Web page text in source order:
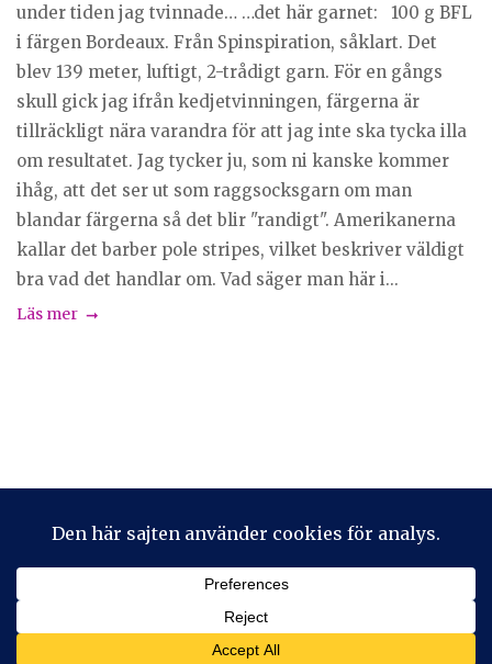
under tiden jag tvinnade… …det här garnet: 100 g BFL
i färgen Bordeaux. Från Spinspiration, såklart. Det
blev 139 meter, luftigt, 2-trådigt garn. För en gångs
skull gick jag ifrån kedjetvinningen, färgerna är
tillräckligt nära varandra för att jag inte ska tycka illa
om resultatet. Jag tycker ju, som ni kanske kommer
ihåg, att det ser ut som raggsocksgarn om man
blandar färgerna så det blir "randigt". Amerikanerna
kallar det barber pole stripes, vilket beskriver väldigt
bra vad det handlar om. Vad säger man här i...
Läs mer
2026 © Stickeralla Theme by
Privacy & Cookies: This site uses cookies. By continuing to use
this website, you agree to their use.
To find out more, including how to control cookies, see here: